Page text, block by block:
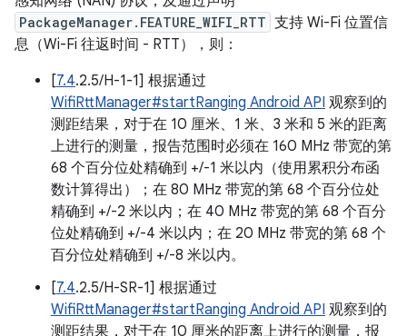
PackageManager.FEATURE_WIFI_RTT 支持 Wi-Fi 位置信
息（Wi-Fi 往返时间 - RTT），则：
[7.4.2.5/H-1-1] 根据通过
WifiRttManager#startRanging Android API 观察到的
测距结果，对于在 10 厘米、1 米、3 米和 5 米的距离
上进行的测量，报告范围时必须在 160 MHz 带宽的第
68 个百分位处精确到 +/-1 米以内（使用累积分布函
数计算得出）；在 80 MHz 带宽的第 68 个百分位处
精确到 +/-2 米以内；在 40 MHz 带宽的第 68 个百分
位处精确到 +/-4 米以内；在 20 MHz 带宽的第 68 个
百分位处精确到 +/-8 米以内。
[7.4.2.5/H-SR-1] 根据通过
WifiRttManager#startRanging Android API 观察到的
测距结果，对于在 10 厘米的距离上进行的测量，报